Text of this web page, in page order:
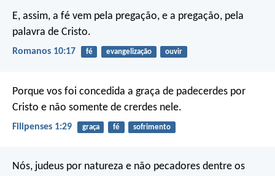
E, assim, a fé vem pela pregação, e a pregação, pela
palavra de Cristo.
Romanos 10:17 fé evangelização ouvir
Porque vos foi concedida a graça de padecerdes por
Cristo e não somente de crerdes nele.
Filipenses 1:29 graça fé sofrimento
Nós, judeus por natureza e não pecadores dentre os